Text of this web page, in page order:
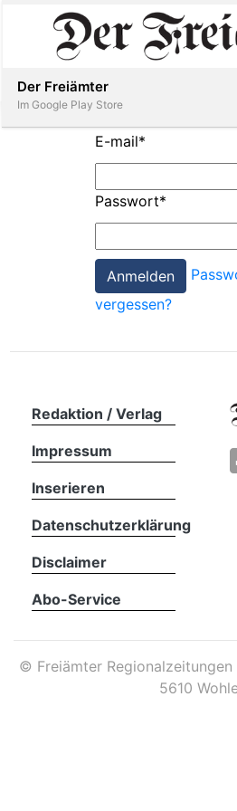
Paper
App
Inserieren
E-mail*
Passwort*
vergessen?
Redaktion / Verlag
Impressum
Inserieren
Datenschutzerklärung
Disclaimer
Abo-Service
© Freiämter
5610
Der Freiämter
Im Google Play Store